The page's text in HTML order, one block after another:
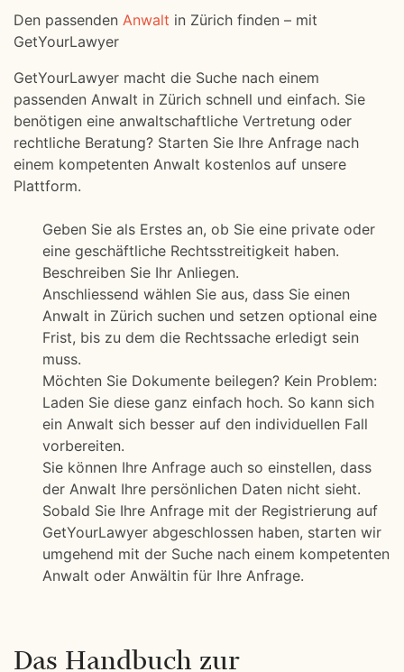
Den passenden Anwalt in Zürich finden – mit
GetYourLawyer
GetYourLawyer macht die Suche nach einem
passenden Anwalt in Zürich schnell und einfach. Sie
benötigen eine anwaltschaftliche Vertretung oder
rechtliche Beratung? Starten Sie Ihre Anfrage nach
einem kompetenten Anwalt kostenlos auf unsere
Plattform.
Geben Sie als Erstes an, ob Sie eine private oder
eine geschäftliche Rechtsstreitigkeit haben.
Beschreiben Sie Ihr Anliegen.
Anschliessend wählen Sie aus, dass Sie einen
Anwalt in Zürich suchen und setzen optional eine
Frist, bis zu dem die Rechtssache erledigt sein
muss.
Möchten Sie Dokumente beilegen? Kein Problem:
Laden Sie diese ganz einfach hoch. So kann sich
ein Anwalt sich besser auf den individuellen Fall
vorbereiten.
Sie können Ihre Anfrage auch so einstellen, dass
der Anwalt Ihre persönlichen Daten nicht sieht.
Sobald Sie Ihre Anfrage mit der Registrierung auf
GetYourLawyer abgeschlossen haben, starten wir
umgehend mit der Suche nach einem kompetenten
Anwalt oder Anwältin für Ihre Anfrage.
Das Handbuch zur